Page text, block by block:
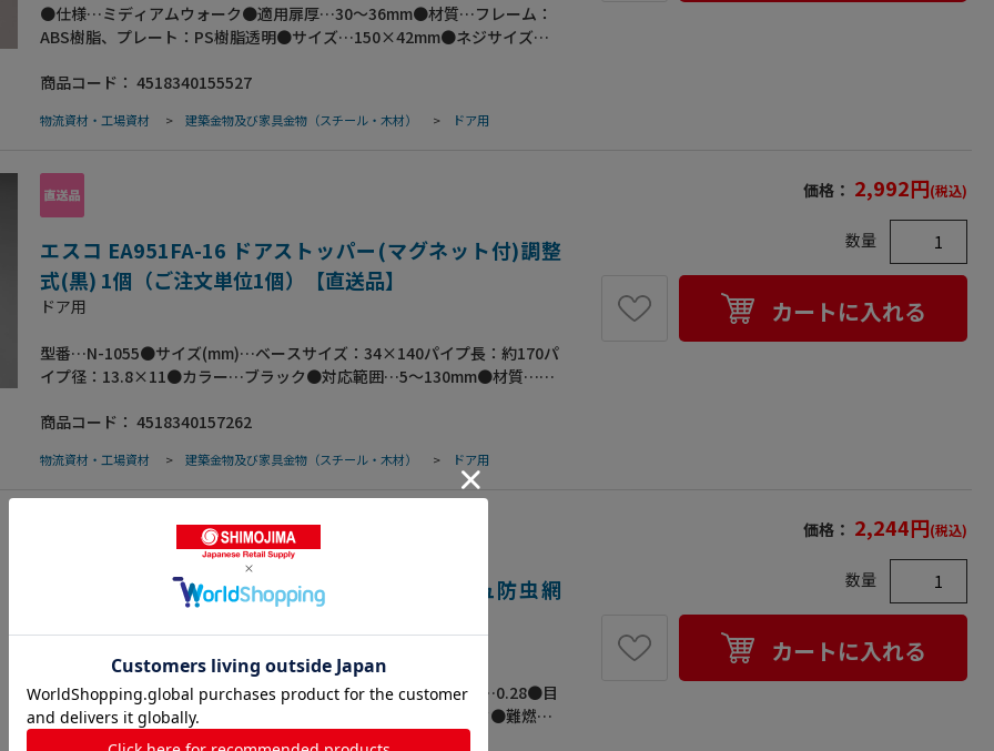
●仕様…ミディアムウォーク●適用扉厚…30～36mm●材質…フレーム：
ABS樹脂、プレート：PS樹脂透明●サイズ…150×42mm●ネジサイズ…
>使用するネジの長さを変える事で28～40mmの扉厚までご使用頂けます。
商品コード： 4518340155527
物流資材・工場資材 > 建築金物及び家具金物（スチール・木材） > ドア用
エスコ EA951FA-16 ドアストッパー(マグネット付)調整
式(黒) 1個（ご注文単位1個）【直送品】
ドア用
型番…N-1055●サイズ(mm)…ベースサイズ：34×140パイプ長：約170パ
イプ径：13.8×11●カラー…ブラック●対応範囲…5～130mm●材質…本
樹脂滑り止め：天然ゴム●重量…約220g●付属品…両面テープ、鉄板、ね
きます。●強力磁石で鉄製ドア、木製ドア、アルミドアにも両面接着テー
プと鉄板でOK。●スライド式なのでドアと床面の隙間に合わせてストッパ
商品コード： 4518340157262
物流資材・工場資材 > 建築金物及び家具金物（スチール・木材） > ドア用
価格： 2,992円(税込)
数量
カートに入れる
エスコ EA952AL-22 0.91x2.0m/20x18メッシュ防虫網
●幅(mm)…910●長さ(m)…2●メッシュ数…20/18●線径(mm)…0.28●目
開(mm)…1●材質…グラスファイバー、塩ビ●カラー…ブラック●難燃性
で張りやすく丈夫で長持ち
価格： 2,244円(税込)
数量
カートに入れる